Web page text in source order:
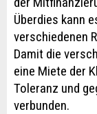
Überdies kann
verschiedenen
Damit die
eine Miete der
Toleranz und
verbunden.